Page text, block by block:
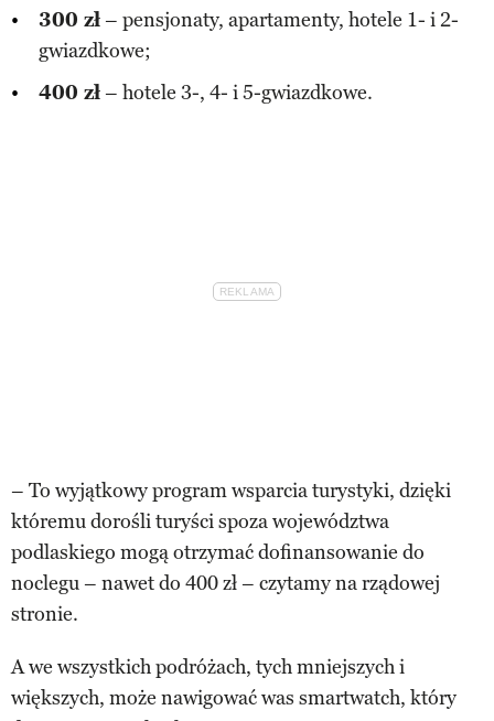
300 zł– pensjonaty, apartamenty, hotele 1- i 2-
gwiazdkowe;
400 zł– hotele 3-, 4- i 5-gwiazdkowe.
– To wyjątkowy program wsparcia turystyki, dzięki
któremu dorośli turyści spoza województwa
podlaskiego mogą otrzymać dofinansowanie do
noclegu – nawet do 400 zł – czytamy na rządowej
stronie.
A we wszystkich podróżach, tych mniejszych i
większych, może nawigować was smartwatch, który